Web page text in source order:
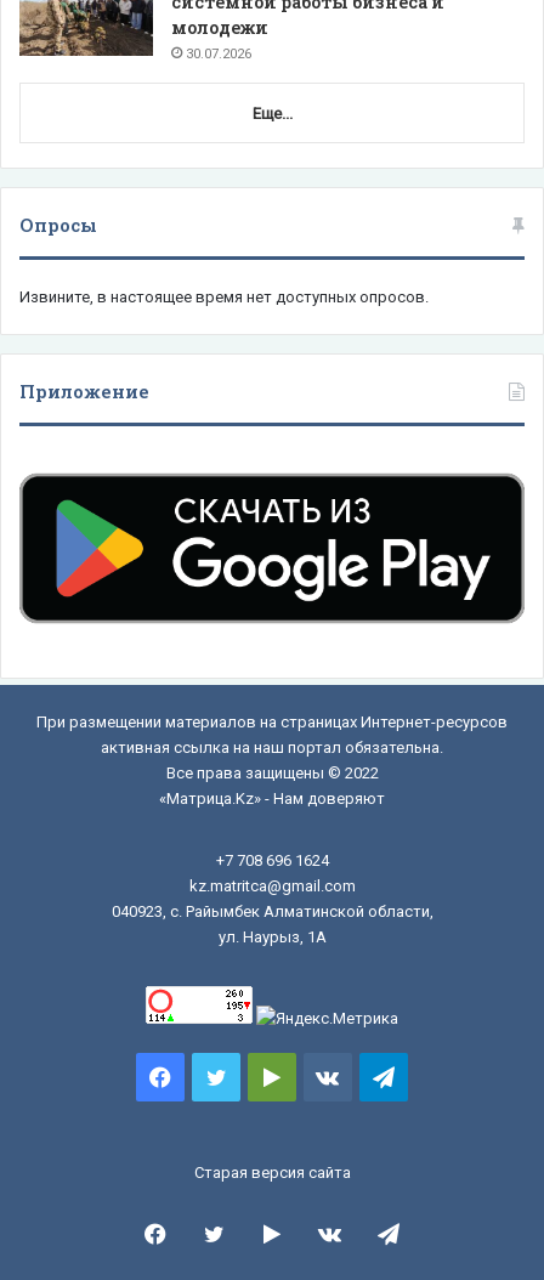
молодежи
30.07.2026
Еще...
Опросы
Извините, в настоящее время нет доступных опросов.
Приложение
При размещении материалов на страницах Интернет-ресурсов
активная ссылка на наш портал обязательна.
Все права защищены © 2022
«Матрица.Kz» - Нам доверяют
+7 708 696 1624
kz.matritca@gmail.com
040923, с. Райымбек Алматинской области,
ул. Наурыз, 1А
FacebookTwitterGoogle vk.comTelegram
Старая версия сайта
FacebookTwitterGoogle vk.comTelegram